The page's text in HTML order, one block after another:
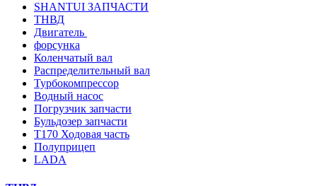
SHANTUI ЗАПЧАСТИ
ТНВД
Двигатель
форсунка
Коленчатый вал
Распределительный вал
Турбокомпрессор
Водный насос
Погрузчик запчасти
Бульдозер запчасти
T170 Ходовая часть
Полуприцеп
LADA